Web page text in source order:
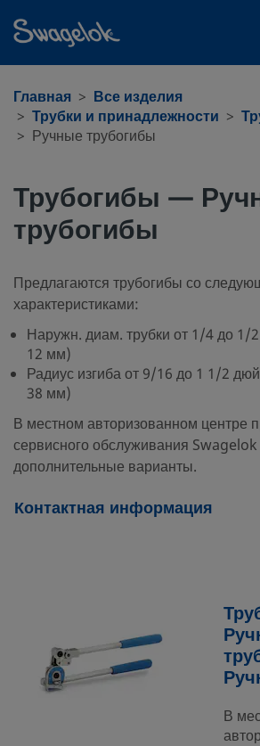
Главная
Все изделия
Трубки и принадлежности
Ручные трубогибы
Трубогибы —
трубогибы
Предлагаются трубогибы со
характеристиками:
Наружн. диам. трубки от 1/4 до 1/
12 мм)
Радиус изгиба от 9/16 до 1 1/2
38 мм)
В местном авторизованном центре
сервисного обслуживания
дополнительные варианты.
Контактная информация
В